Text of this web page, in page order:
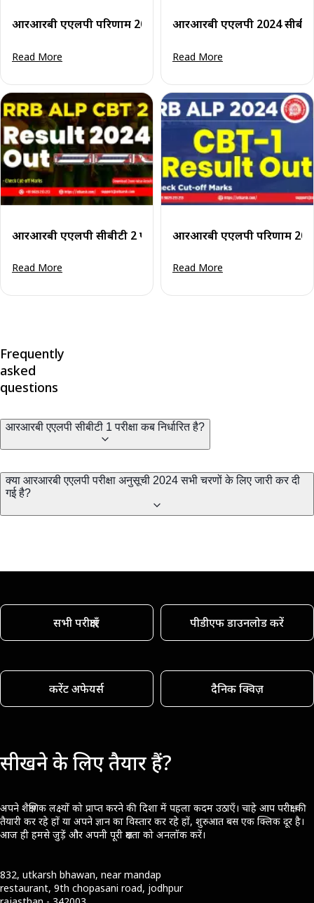
आरआरबी एएलपी परिणाम 2025 जारी: सीबीटी 1 परिणाम
Read More
आरआरबी एएलपी 2024
Read More
आरआरबी एएलपी सीबीटी 2 परिणाम 2024 (घोषित): परिणाम व
Read More
आरआरबी एएलपी परिणाम
Read More
Frequently
asked
questions
आरआरबी एएलपी सीबीटी 1 परीक्षा कब निर्धारित है?
क्या आरआरबी एएलपी परीक्षा अनुसूची 2024 सभी चरणों के लिए जारी कर दी
गई है?
सभी परीक्षाएँ पीडीएफ डाउनलोड करें
करेंट अफेयर्स दैनिक क्विज़
सीखने के लिए तैयार हैं?
अपने शैक्षणिक लक्ष्यों को प्राप्त करने की दिशा में पहला कदम उठाएँ। चाहे आप परीक्षा की
तैयारी कर रहे हों या अपने ज्ञान का विस्तार कर रहे हों, शुरुआत बस एक क्लिक दूर है।
आज ही हमसे जुड़ें और अपनी पूरी क्षमता को अनलॉक करें।
832, utkarsh bhawan, near mandap
restaurant, 9th chopasani road, jodhpur